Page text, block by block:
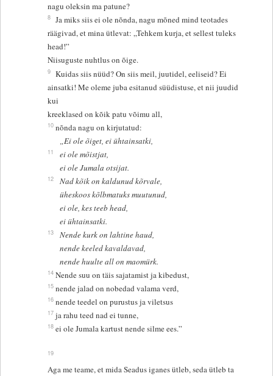
nagu oleksin ma patune?
8 Ja miks siis ei ole nõnda, nagu mõned mind teotades
räägivad, et mina ütlevat: „Tehkem kurja, et sellest tuleks
head!”
Niisuguste nuhtlus on õige.
9 Kuidas siis nüüd? On siis meil, juutidel, eeliseid? Ei
ainsatki! Me oleme juba esitanud süüdistuse, et nii juudid
kui
kreeklased on kõik patu võimu all,
10 nõnda nagu on kirjutatud:
„Ei ole õiget, ei ühtainsatki,
11
ei ole mõistjat,
ei ole Jumala otsijat.
12
Nad kõik on kaldunud kõrvale,
üheskoos kõlbmatuks muutunud,
ei ole, kes teeb head,
ei ühtainsatki.
13
Nende kurk on lahtine haud,
nende keeled kavaldavad,
nende huulte all on maomürk.
14 Nende suu on täis sajatamist ja kibedust,
15 nende jalad on nobedad valama verd,
16 nende teedel on purustus ja viletsus
17 ja rahu teed nad ei tunne,
18 ei ole Jumala kartust nende silme ees.”
19
Aga me teame, et mida Seadus iganes ütleb, seda ütleb ta